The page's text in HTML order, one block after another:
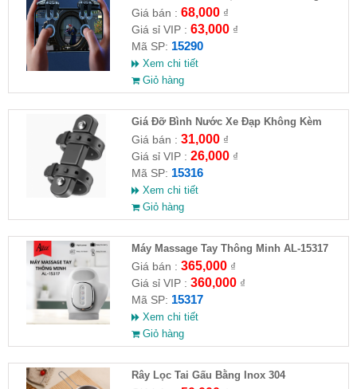
G21
Giá bán : 68,000₫
Giá sỉ VIP : 63,000₫
Mã SP: 15290
Xem chi tiết
Giỏ hàng
Giá Đỡ Bình Nước Xe Đạp Không Kèm
Khung Đỡ
Giá bán : 31,000₫
Giá sỉ VIP : 26,000₫
Mã SP: 15316
Xem chi tiết
Giỏ hàng
Máy Massage Tay Thông Minh AL-15317
Giá bán : 365,000₫
Giá sỉ VIP : 360,000₫
Mã SP: 15317
Xem chi tiết
Giỏ hàng
Rây Lọc Tai Gấu Bằng Inox 304